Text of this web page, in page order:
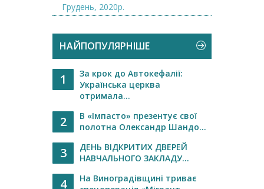
Грудень, 2020р.
НАЙПОПУЛЯРНІШЕ
1
За крок до Автокефалії:
Українська церква
отримала...
2
В «Імпасто» презентує свої
полотна Олександр Шандо...
3
ДЕНЬ ВІДКРИТИХ ДВЕРЕЙ
НАВЧАЛЬНОГО ЗАКЛАДУ...
4
На Виноградівщині триває